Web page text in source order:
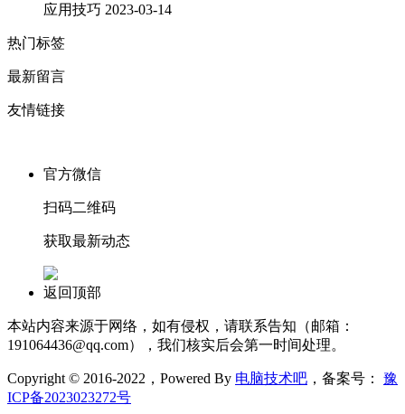
应用技巧 2023-03-14
热门标签
最新留言
友情链接
官方微信
扫码二维码
获取最新动态
返回顶部
本站内容来源于网络，如有侵权，请联系告知（邮箱：
191064436@qq.com），我们核实后会第一时间处理。
Copyright © 2016-2022，Powered By 电脑技术吧 ，备案号： 豫
ICP备2023023272号